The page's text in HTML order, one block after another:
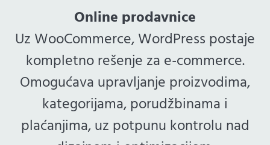
Online prodavnice
Uz WooCommerce, WordPress postaje
kompletno rešenje za e-commerce.
Omogućava upravljanje proizvodima,
kategorijama, porudžbinama i
plaćanjima, uz potpunu kontrolu nad